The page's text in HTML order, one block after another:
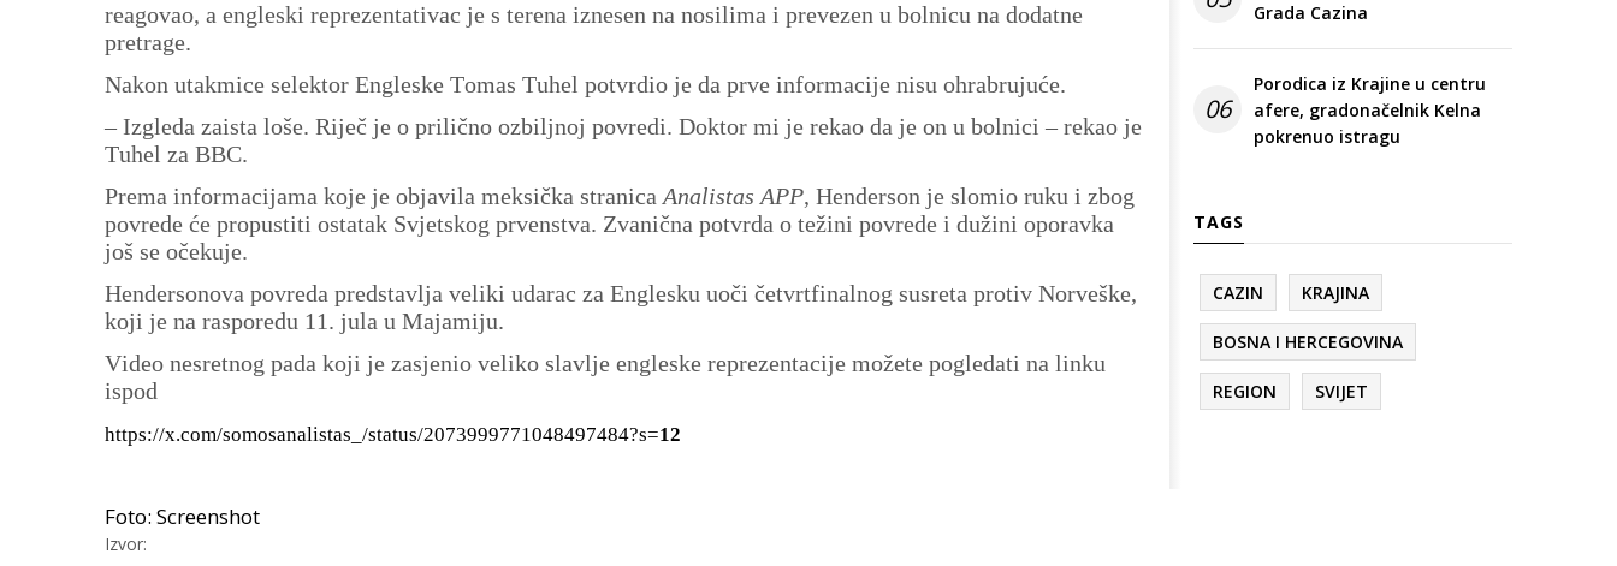
reagovao, a engleski reprezentativac je s terena iznesen na nosilima i prevezen u bolnicu na dodatne
pretrage.
Nakon utakmice selektor Engleske Tomas Tuhel potvrdio je da prve informacije nisu ohrabrujuće.
– Izgleda zaista loše. Riječ je o prilično ozbiljnoj povredi. Doktor mi je rekao da je on u bolnici – rekao je
Tuhel za BBC.
Prema informacijama koje je objavila meksička stranica Analistas APP, Henderson je slomio ruku i zbog
povrede će propustiti ostatak Svjetskog prvenstva. Zvanična potvrda o težini povrede i dužini oporavka
još se očekuje.
Hendersonova povreda predstavlja veliki udarac za Englesku uoči četvrtfinalnog susreta protiv Norveške,
koji je na rasporedu 11. jula u Majamiju.
Video nesretnog pada koji je zasjenio veliko slavlje engleske reprezentacije možete pogledati na linku
ispod
https://x.com/somosanalistas_/status/2073999771048497484?s=12
Foto: Screenshot
Izvor:
Grada Cazina
06
Porodica iz Krajine u centru
afere, gradonačelnik Kelna
pokrenuo istragu
TAGS
CAZIN KRAJINA
BOSNA I HERCEGOVINA
REGION SVIJET